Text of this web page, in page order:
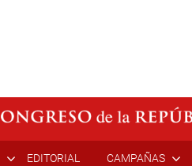
EDITORIAL CAMPAÑAS